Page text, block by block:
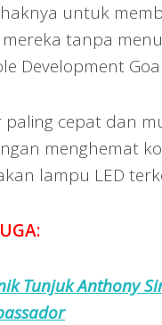
untuk
tanpa
Development
cepat dan
menghemat
lampu LED
Tunjuk Anthony